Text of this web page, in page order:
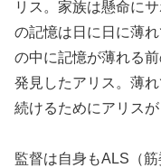
リス。家族は懸命に
の記憶は日に日に薄
の中に記憶が薄れる
発見したアリス。薄
続けるためにアリス
監督は自身もALS（